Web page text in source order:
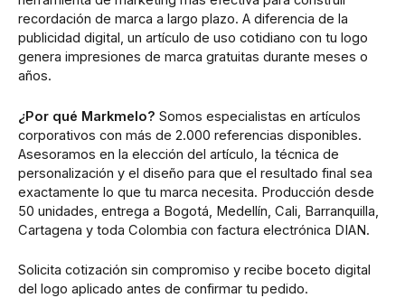
recordación de marca a largo plazo. A diferencia de la
publicidad digital, un artículo de uso cotidiano con tu logo
genera impresiones de marca gratuitas durante meses o
años.
¿Por qué Markmelo? Somos especialistas en artículos
corporativos con más de 2.000 referencias disponibles.
Asesoramos en la elección del artículo, la técnica de
personalización y el diseño para que el resultado final sea
exactamente lo que tu marca necesita. Producción desde
50 unidades, entrega a Bogotá, Medellín, Cali, Barranquilla,
Cartagena y toda Colombia con factura electrónica DIAN.
Solicita cotización sin compromiso y recibe boceto digital
del logo aplicado antes de confirmar tu pedido.